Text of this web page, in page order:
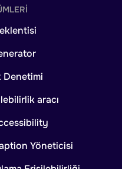
Denetimi
aracı
Yöneticisi